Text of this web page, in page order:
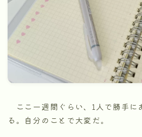
ここ一週間ぐらい、1人で勝手に
る。自分のことで大変だ。